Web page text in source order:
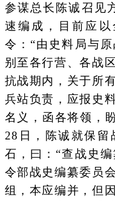
参谋总长陈诚召见
速编成，目前应
令：“由史料局与
别至各行营、各战
抗战期内，关于所
兵站负责，应报史
名义，函各将领，
28日，陈诚就保留
石，曰：“查战史
令部战史编纂委员
组，本应编并，但